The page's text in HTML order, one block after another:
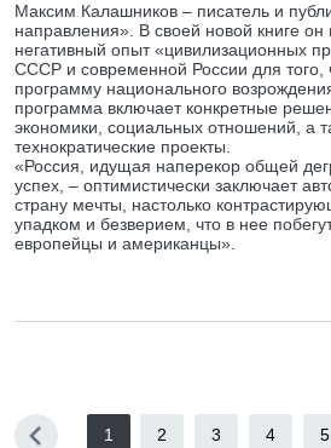
Максим Калашников – писатель и
направления». В своей новой книге
негативный опыт «цивилизационных
СССР и современной России для того,
программу национального
программа включает конкретные
экономики, социальных отношений, а
технократические проекты.
«Россия, идущая наперекор общей
успех, – оптимистически заключает
страну мечты, настолько
упадком и безверием, что в нее
европейцы и американцы».
1 2 3 4 5